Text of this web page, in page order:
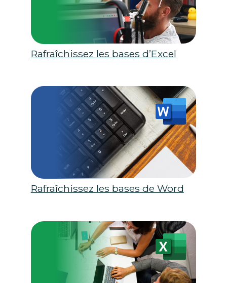
Rafraîchissez les bases d’Excel
Rafraîchissez les bases de Word